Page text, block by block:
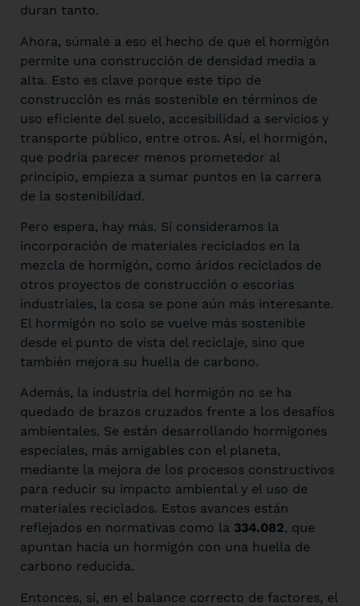
duran tanto.
Ahora, súmale a eso el hecho de que el hormigón
permite una construcción de densidad media a
alta. Esto es clave porque este tipo de
construcción es más sostenible en términos de
uso eficiente del suelo, accesibilidad a servicios y
transporte público, entre otros. Así, el hormigón,
que podría parecer menos prometedor al
principio, empieza a sumar puntos en la carrera
de la sostenibilidad.
Pero espera, hay más. Si consideramos la
incorporación de materiales reciclados en la
mezcla de hormigón, como áridos reciclados de
otros proyectos de construcción o escorias
industriales, la cosa se pone aún más interesante.
El hormigón no solo se vuelve más sostenible
desde el punto de vista del reciclaje, sino que
también mejora su huella de carbono.
Además, la industria del hormigón no se ha
quedado de brazos cruzados frente a los desafíos
ambientales. Se están desarrollando hormigones
especiales, más amigables con el planeta,
mediante la mejora de los procesos constructivos
para reducir su impacto ambiental y el uso de
materiales reciclados. Estos avances están
reflejados en normativas como la 334.082, que
apuntan hacia un hormigón con una huella de
carbono reducida.
Entonces, sí, en el balance correcto de factores, el